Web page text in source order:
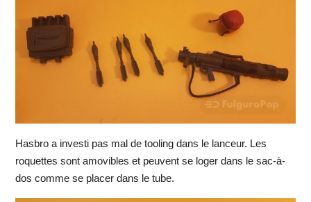
Hasbro a investi pas mal de tooling dans le lanceur. Les
roquettes sont amovibles et peuvent se loger dans le sac-à-
dos comme se placer dans le tube.